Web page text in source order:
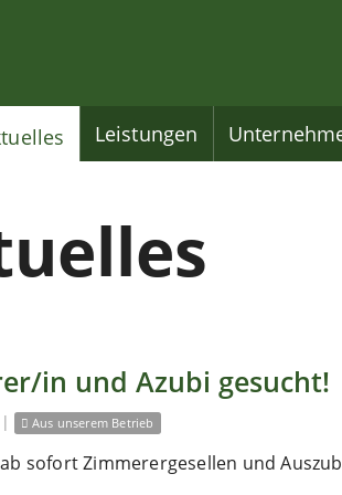
Leistungen
in und Azubi gesucht!
| Aus unserem Betrieb
sofort Zimmerergesellen und